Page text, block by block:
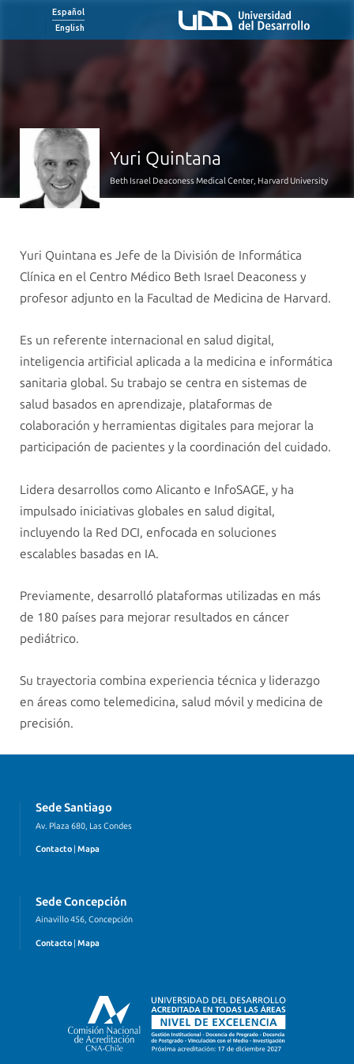
Español
English
Yuri Quintana
Beth Israel Deaconess Medical Center, Harvard University
Yuri Quintana es Jefe de la División de Informática
Clínica en el Centro Médico Beth Israel Deaconess y
profesor adjunto en la Facultad de Medicina de Harvard.
Es un referente internacional en salud digital,
inteligencia artificial aplicada a la medicina e informática
sanitaria global. Su trabajo se centra en sistemas de
salud basados en aprendizaje, plataformas de
colaboración y herramientas digitales para mejorar la
participación de pacientes y la coordinación del cuidado.
Lidera desarrollos como Alicanto e InfoSAGE, y ha
impulsado iniciativas globales en salud digital,
incluyendo la Red DCI, enfocada en soluciones
escalables basadas en IA.
Previamente, desarrolló plataformas utilizadas en más
de 180 países para mejorar resultados en cáncer
pediátrico.
Su trayectoria combina experiencia técnica y liderazgo
en áreas como telemedicina, salud móvil y medicina de
precisión.
Sede Santiago
Av. Plaza 680, Las Condes
Contacto | Mapa
Sede Concepción
Ainavillo 456, Concepción
Contacto | Mapa